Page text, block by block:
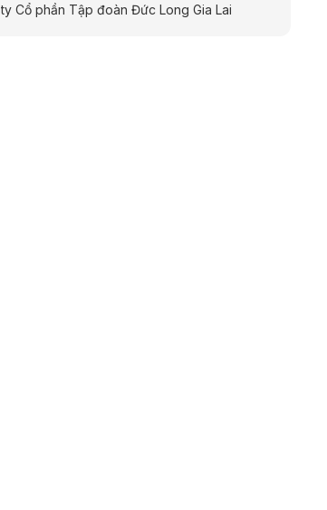
ty Cổ phần Tập đoàn Đức Long Gia Lai